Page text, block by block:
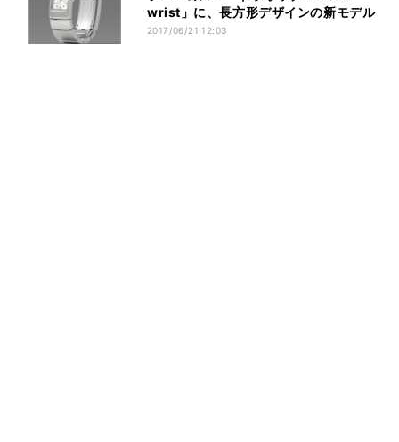
wrist」に、長方形デザインの新モデル
2017/06/21 12:03